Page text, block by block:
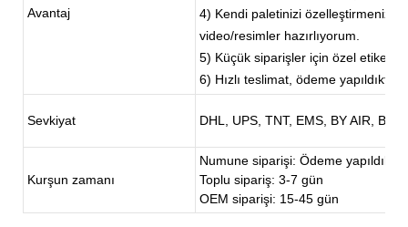
Avantaj
4) Kendi paletinizi özelleştirmeniz
video/resimler hazırlıyorum.
5) Küçük siparişler için özel etiket;
6) Hızlı teslimat, ödeme
Sevkiyat DHL, UPS, TNT, EMS, BY AIR, BY
Kurşun zamanı
Numune siparişi: Ödeme
Toplu sipariş: 3-7 gün
OEM siparişi: 15-45 gün